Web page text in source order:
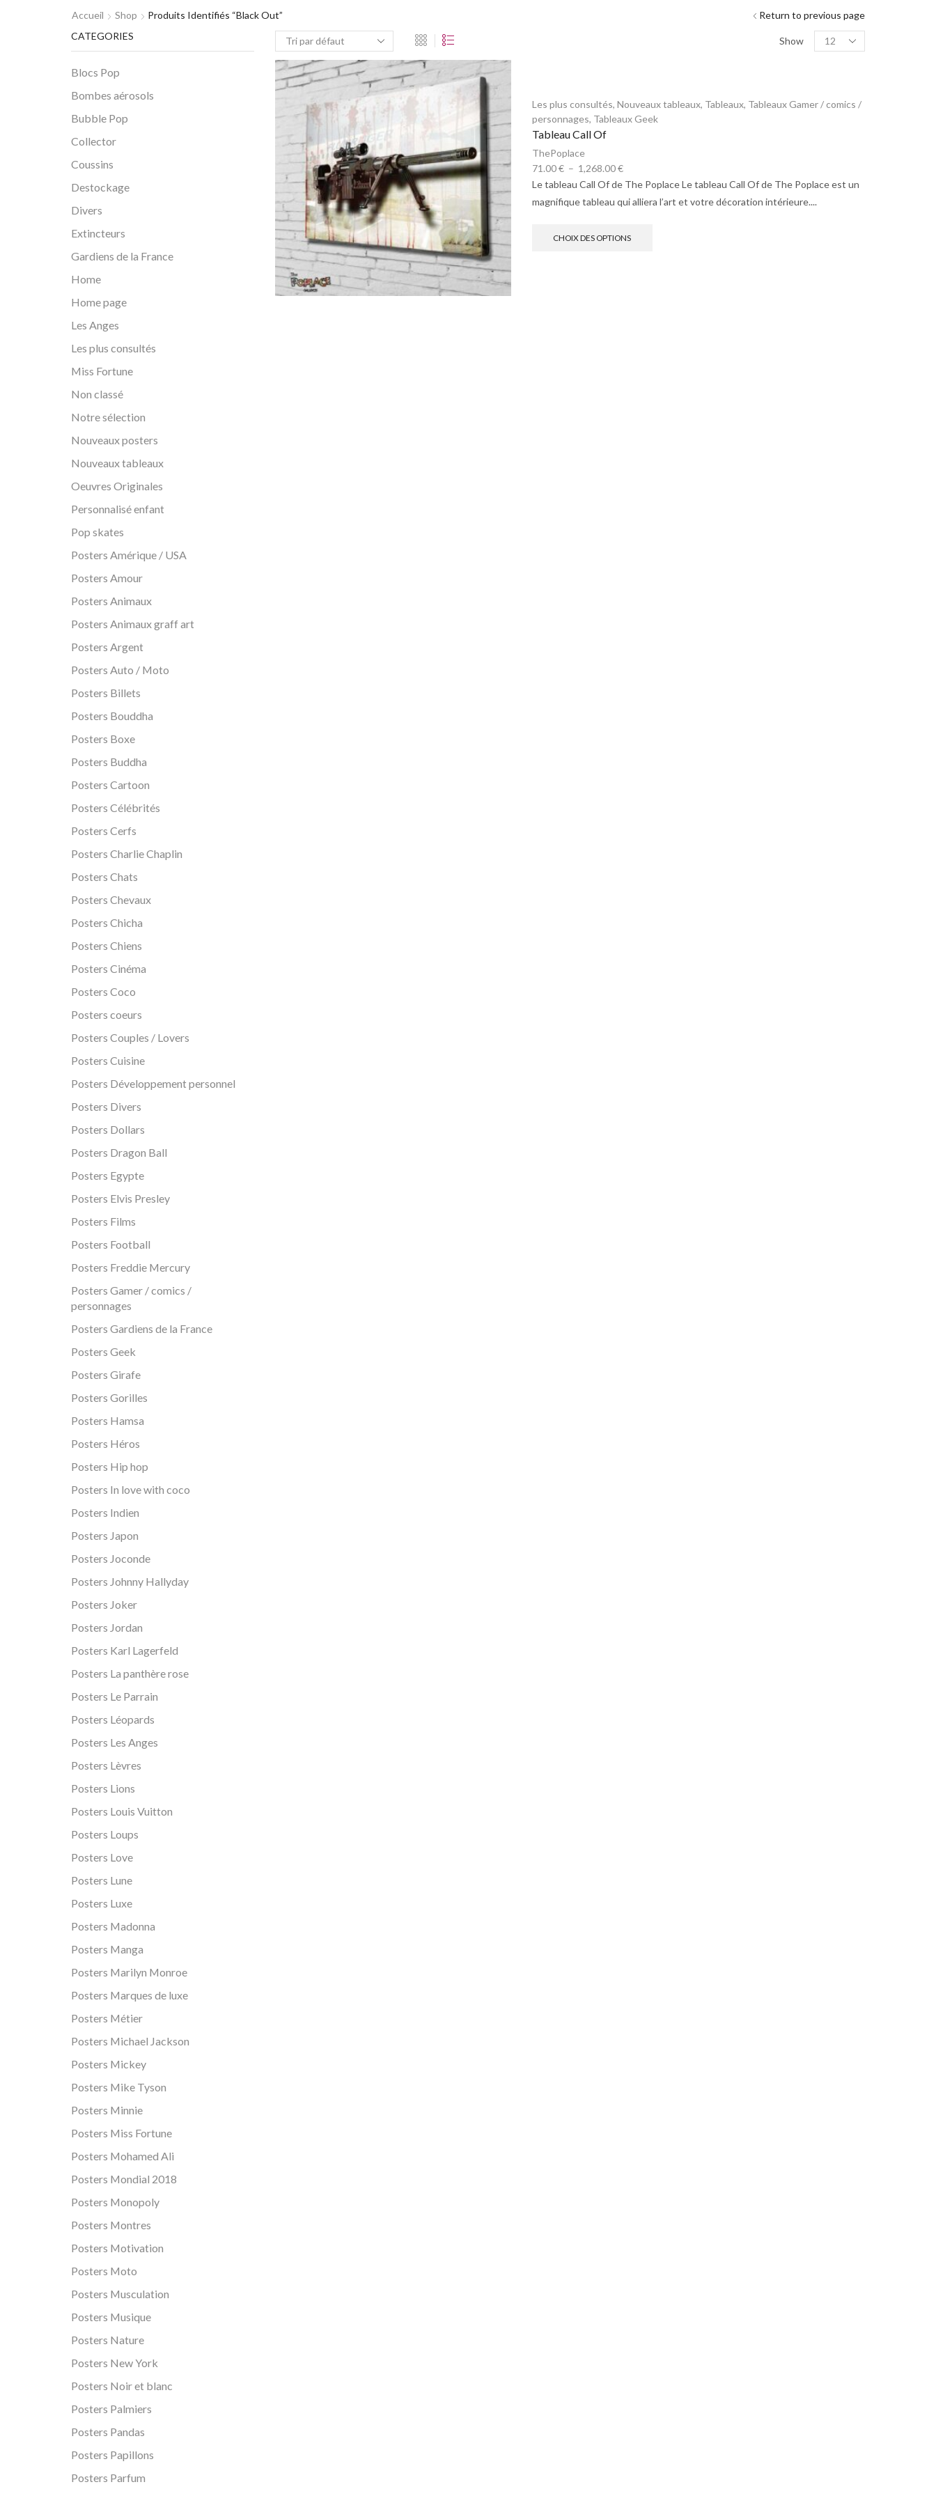
Accueil Shop Produits Identifiés “black Out” Return to previous page
Show
Les plus consultés, Nouveaux tableaux, Tableaux, Tableaux Gamer / comics /
personnages, Tableaux Geek
Tableau Call Of
ThePoplace
71.00€ – 1,268.00€
Le tableau Call Of de The Poplace Le tableau Call Of de The Poplace est un
magnifique tableau qui alliera l’art et votre décoration intérieure....
CHOIX DES OPTIONS
CATEGORIES
Blocs Pop
Bombes aérosols
Bubble Pop
Collector
Coussins
Destockage
Divers
Extincteurs
Gardiens de la France
Home
Home page
Les Anges
Les plus consultés
Miss Fortune
Non classé
Notre sélection
Nouveaux posters
Nouveaux tableaux
Oeuvres Originales
Personnalisé enfant
Pop skates
Posters Amérique / USA
Posters Amour
Posters Animaux
Posters Animaux graff art
Posters Argent
Posters Auto / Moto
Posters Billets
Posters Bouddha
Posters Boxe
Posters Buddha
Posters Cartoon
Posters Célébrités
Posters Cerfs
Posters Charlie Chaplin
Posters Chats
Posters Chevaux
Posters Chicha
Posters Chiens
Posters Cinéma
Posters Coco
Posters coeurs
Posters Couples / Lovers
Posters Cuisine
Posters Développement personnel
Posters Divers
Posters Dollars
Posters Dragon Ball
Posters Egypte
Posters Elvis Presley
Posters Films
Posters Football
Posters Freddie Mercury
Posters Gamer / comics /
personnages
Posters Gardiens de la France
Posters Geek
Posters Girafe
Posters Gorilles
Posters Hamsa
Posters Héros
Posters Hip hop
Posters In love with coco
Posters Indien
Posters Japon
Posters Joconde
Posters Johnny Hallyday
Posters Joker
Posters Jordan
Posters Karl Lagerfeld
Posters La panthère rose
Posters Le Parrain
Posters Léopards
Posters Les Anges
Posters Lèvres
Posters Lions
Posters Louis Vuitton
Posters Loups
Posters Love
Posters Lune
Posters Luxe
Posters Madonna
Posters Manga
Posters Marilyn Monroe
Posters Marques de luxe
Posters Métier
Posters Michael Jackson
Posters Mickey
Posters Mike Tyson
Posters Minnie
Posters Miss Fortune
Posters Mohamed Ali
Posters Mondial 2018
Posters Monopoly
Posters Montres
Posters Motivation
Posters Moto
Posters Musculation
Posters Musique
Posters Nature
Posters New York
Posters Noir et blanc
Posters Palmiers
Posters Pandas
Posters Papillons
Posters Parfum